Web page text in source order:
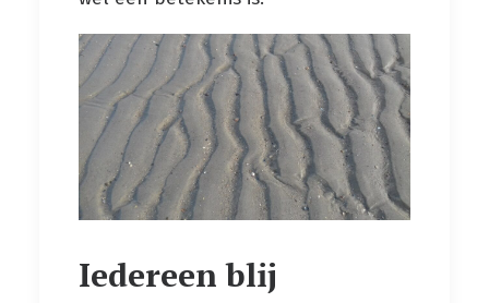
Iedereen blij